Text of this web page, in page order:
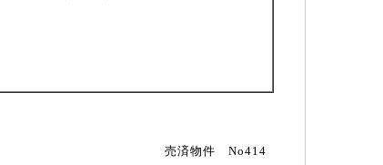
売済物件 No414